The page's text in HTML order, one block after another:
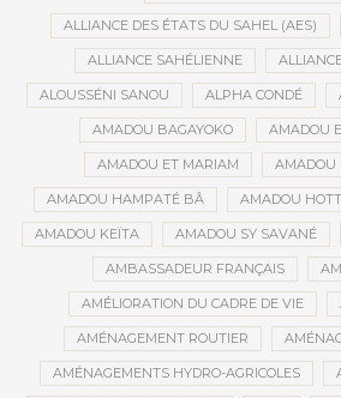
ALLIANCE DES ÉTATS DU SAHEL (AES)
ALLIANCE SAHÉLIENNE
ALOUSSÉNI SANOU ALPHA CONDÉ
AMADOU BAGAYOKO AMADOU
AMADOU ET MARIAM AMADOU
AMADOU HAMPATÉ BÂ AMADOU HOTT
AMADOU KEÏTA AMADOU SY SAVANÉ
AMBASSADEUR FRANÇAIS
AMÉLIORATION DU CADRE DE VIE
AMÉNAGEMENT ROUTIER
AMÉNAGEMENTS HYDRO-AGRICOLES